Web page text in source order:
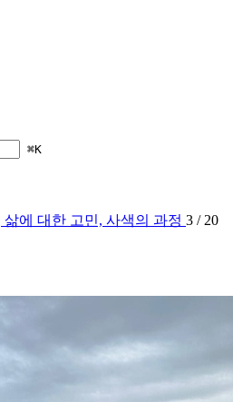
⌘K
에 대한 고민, 사색의 과정 3 / 20